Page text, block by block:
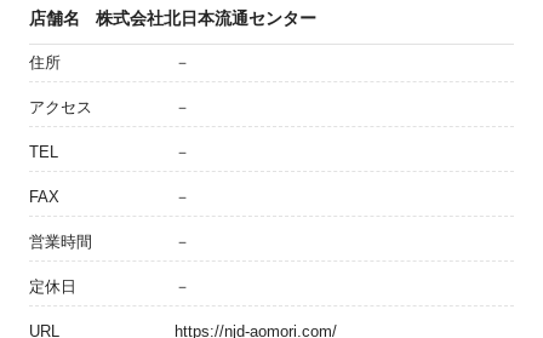
店舗名 株式会社北日本流通センター
住所 －
アクセス －
TEL －
FAX －
営業時間 －
定休日 －
URL https://njd-aomori.com/